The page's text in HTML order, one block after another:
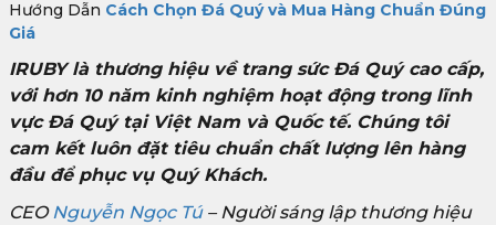
Hướng Dẫn Cách Chọn Đá Quý và Mua Hàng Chuẩn Đúng
Giá
IRUBY là thương hiệu về trang sức Đá Quý cao cấp,
với hơn 10 năm kinh nghiệm hoạt động trong lĩnh
vực Đá Quý tại Việt Nam và Quốc tế. Chúng tôi
cam kết luôn đặt tiêu chuẩn chất lượng lên hàng
đầu để phục vụ Quý Khách.
CEONguyễn Ngọc Tú– Người sáng lập thương hiệu